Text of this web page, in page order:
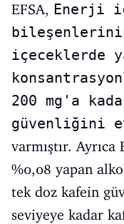
EFSA, Enerji
içeceklerde
200 mg'a
güvenliğini
varmıştır. Ayrıca
%0,08 yapan
tek doz kafein
seviyeye kadar